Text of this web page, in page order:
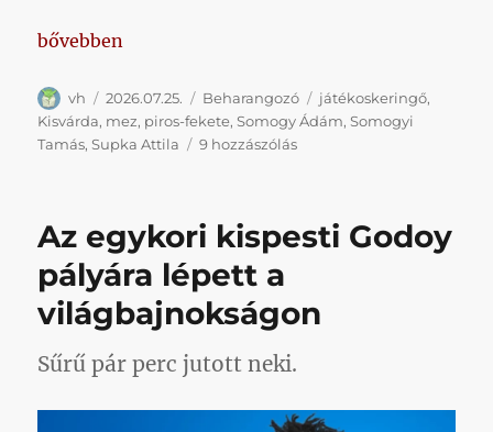
„Huszonhárom (23!) év után újra Kispest néven,
bővebben
Szerző
vh Közzétéve
2026.07.25. Kategória
Beharangozó Címke
játékoskeringő,
Kisvárda, mez, piros-fekete,Somogy Ádám,Somogyi
Tamás,Supka Attila 9 hozzászólásHuszonhárom
újra
és
három
újra
Az egykori kispesti Godoy
pályára lépett a
világbajnokságon
Sűrű pár perc jutott neki.